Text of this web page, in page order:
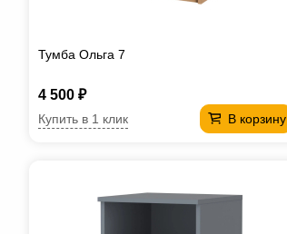
Тумба Ольга 7
4 500 ₽
В корзину
Купить в 1 клик